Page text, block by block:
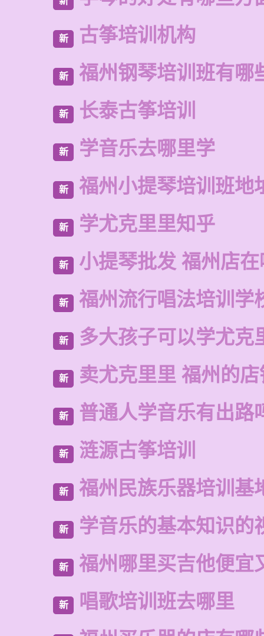
新 古筝培训机构
新 福州钢琴培训班有哪
新 长泰古筝培训
新 学音乐去哪里学
新 福州小提琴培训班地
新 学尤克里里知乎
新 小提琴批发 福州店
新 福州流行唱法培训学
新 多大孩子可以学尤克
新 卖尤克里里 福州的店
新 普通人学音乐有出路
新 涟源古筝培训
新 福州民族乐器培训基
新 学音乐的基本知识的
新 福州哪里买吉他便宜
新 唱歌培训班去哪里